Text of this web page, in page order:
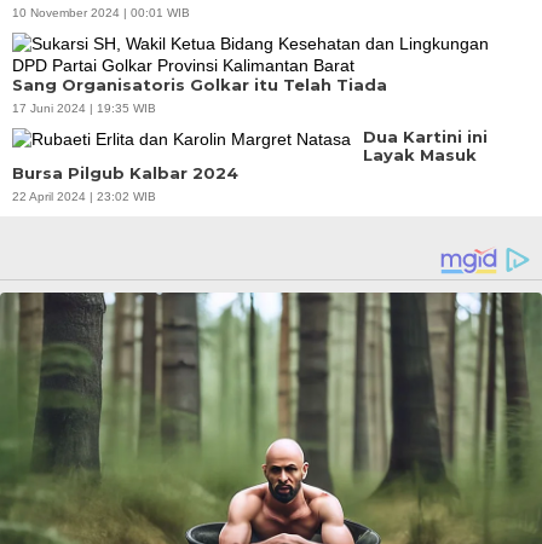
10 November 2024 | 00:01 WIB
Sang Organisatoris Golkar itu Telah Tiada
17 Juni 2024 | 19:35 WIB
Dua Kartini ini
Layak Masuk
Bursa Pilgub Kalbar 2024
22 April 2024 | 23:02 WIB